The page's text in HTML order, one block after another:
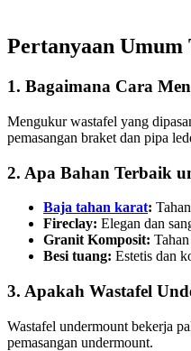
Pertanyaan Umum
1. Bagaimana Cara
Mengukur wastafel yang
pemasangan braket dan pipa
2. Apa Bahan Terbaik
Baja tahan karat:
Fireclay: Elegan dan
Granit Komposit:
Besi tuang: Estetis dan
3. Apakah Wastafel
Wastafel undermount bekerja
pemasangan undermount.